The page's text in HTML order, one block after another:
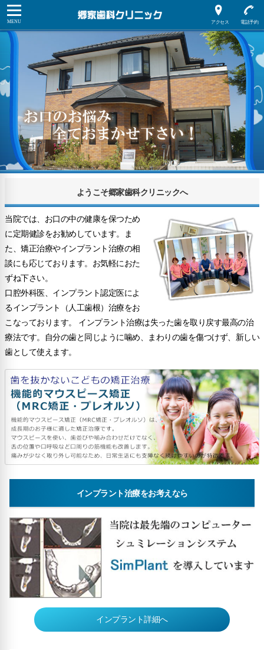
ようこそ郷家歯科クリニックへ
当院では、お口の中の健康を保つため
に定期健診をお勧めしています。ま
た、矯正治療やインプラント治療の相
談にも応じております。お気軽におた
ずね下さい。
口腔外科医、インプラント認定医によ
るインプラント（人工歯根）治療をお
こなっております。 インプラント治療は失った歯を取り戻す最高の治
療法です。自分の歯と同じように噛め、まわりの歯を傷つけず、新しい
歯として使えます。
インプラント治療をお考えなら
インプラント詳細へ